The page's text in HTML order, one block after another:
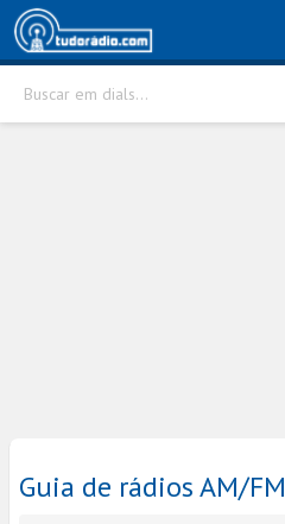
Buscar em dials...
Guia de rádios AM/FM